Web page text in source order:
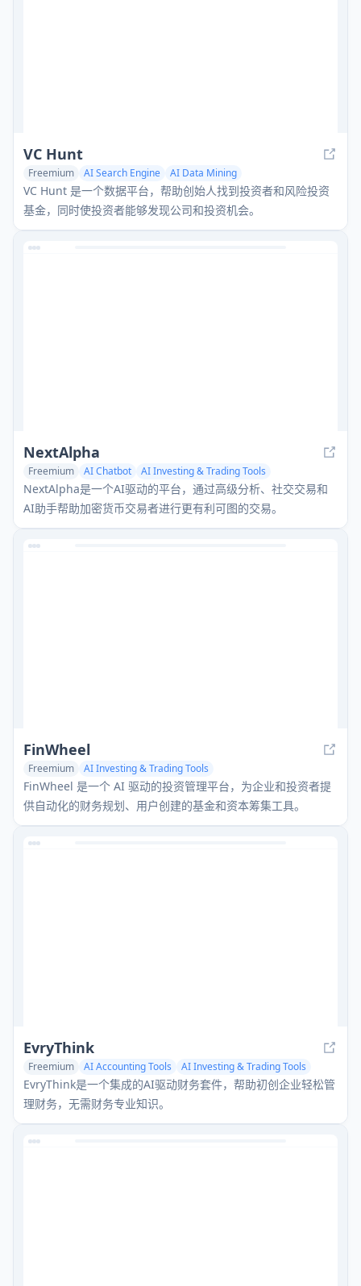
VC Hunt
Freemium AI Search Engine
AI Data Mining
AI Investing & Trading Tools
VC Hunt 是一个数据平台，帮助创始人找到投资者和风险投资
基金，同时使投资者能够发现公司和投资机会。
NextAlpha
Freemium AI Chatbot AI Investing & Trading Tools
NextAlpha是一个AI驱动的平台，通过高级分析、社交交易和
AI助手帮助加密货币交易者进行更有利可图的交易。
FinWheel
Freemium AI Investing & Trading Tools
FinWheel 是一个 AI 驱动的投资管理平台，为企业和投资者提
供自动化的财务规划、用户创建的基金和资本筹集工具。
EvryThink
Freemium AI Accounting Tools
AI Investing & Trading Tools
AI E-commerce Tools
EvryThink是一个集成的AI驱动财务套件，帮助初创企业轻松管
理财务，无需财务专业知识。